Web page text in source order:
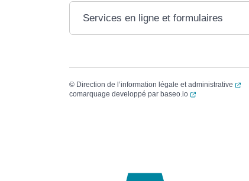
Services en ligne et formulaires
© Direction de l’information légale et administrative
comarquage developpé par baseo.io (ouverture dans